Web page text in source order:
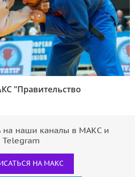
"Правительство
на наши каналы в МАКС и
Telegram
НА МАКС